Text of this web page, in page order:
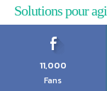
Solutions pour
11,000
Fans